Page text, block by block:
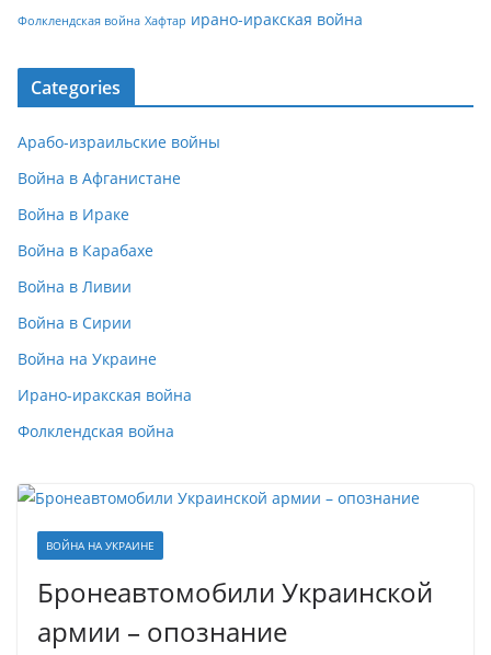
Фолклендская война Хафтар ирано-иракская война
Categories
Арабо-израильские войны
Война в Афганистане
Война в Ираке
Война в Карабахе
Война в Ливии
Война в Сирии
Война на Украине
Ирано-иракская война
Фолклендская война
ВОЙНА НА УКРАИНЕ
Бронеавтомобили Украинской
армии – опознание